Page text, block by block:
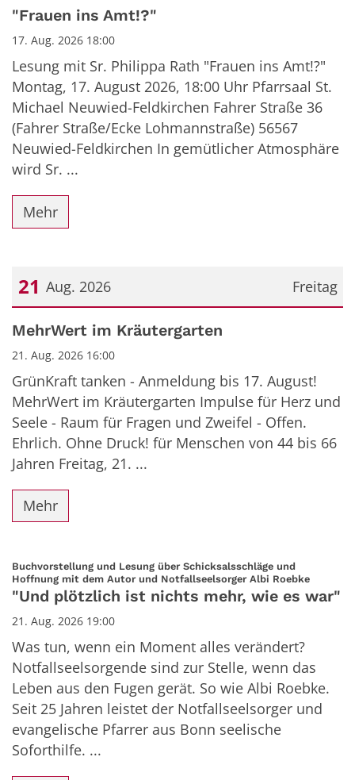
Datum: 17. August 2026
"Frauen ins Amt!?"
17. Aug. 2026 18:00
Lesung mit Sr. Philippa Rath "Frauen ins Amt!?"
Montag, 17. August 2026, 18:00 Uhr Pfarrsaal St.
Michael Neuwied-Feldkirchen Fahrer Straße 36
(Fahrer Straße/Ecke Lohmannstraße) 56567
Neuwied-Feldkirchen In gemütlicher Atmosphäre
wird Sr. ...
Mehr
Freitag
21 Aug. 2026
Datum: 21. August 2026
MehrWert im Kräutergarten
21. Aug. 2026 16:00
GrünKraft tanken - Anmeldung bis 17. August!
MehrWert im Kräutergarten Impulse für Herz und
Seele - Raum für Fragen und Zweifel - Offen.
Ehrlich. Ohne Druck! für Menschen von 44 bis 66
Jahren Freitag, 21. ...
Mehr
Buchvorstellung und Lesung über Schicksalsschläge und
Hoffnung mit dem Autor und Notfallseelsorger Albi Roebke:
"Und plötzlich ist nichts mehr, wie es war"
21. Aug. 2026 19:00
Was tun, wenn ein Moment alles verändert?
Notfallseelsorgende sind zur Stelle, wenn das
Leben aus den Fugen gerät. So wie Albi Roebke.
Seit 25 Jahren leistet der Notfallseelsorger und
evangelische Pfarrer aus Bonn seelische
Soforthilfe. ...